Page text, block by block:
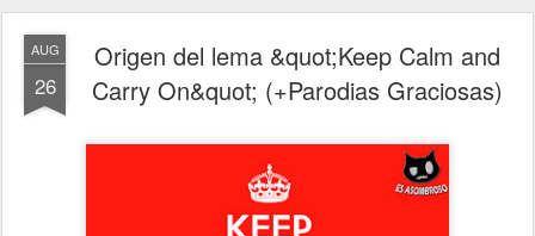
AUG
26
Origen del lema &quot;Keep Calm and
Carry On&quot; (+Parodias Graciosas)